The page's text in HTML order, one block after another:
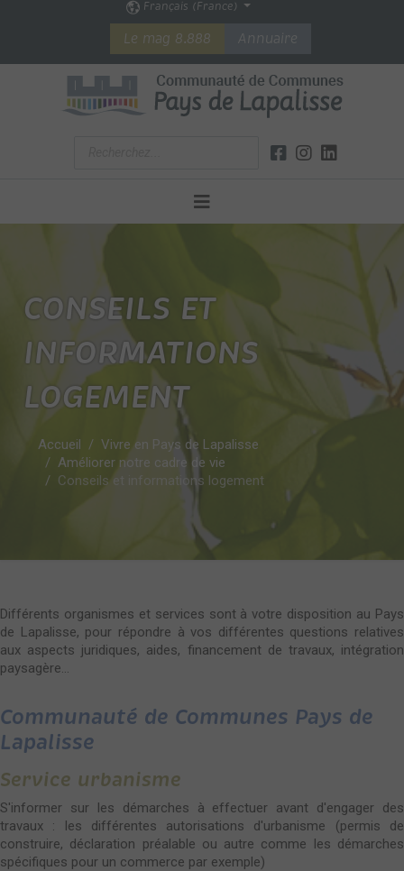
Français (France)
Le mag 8.888 Annuaire
CONSEILS ET
INFORMATIONS
LOGEMENT
Accueil
Vivre en Pays de Lapalisse
Améliorer notre cadre de vie
Conseils et informations logement
Différents organismes et services sont à votre disposition au Pays
de Lapalisse, pour répondre à vos différentes questions relatives
aux aspects juridiques, aides, financement de travaux, intégration
paysagère...
Communauté de Communes Pays de
Lapalisse
Service urbanisme
S'informer sur les démarches à effectuer avant d'engager des
travaux : les différentes autorisations d'urbanisme (permis de
construire, déclaration préalable ou autre comme les démarches
spécifiques pour un commerce par exemple)